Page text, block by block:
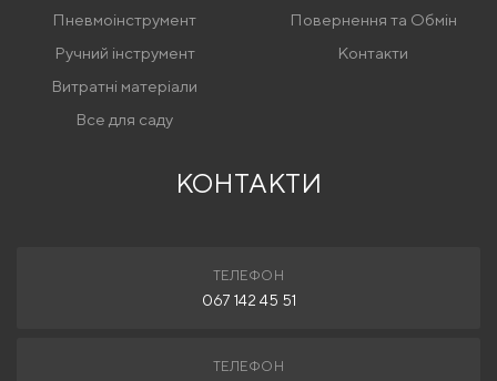
Пневмоінструмент
Ручний інструмент
Витратні матеріали
Все для саду
Повернення та Обмін
Контакти
КОНТАКТИ
ТЕЛЕФОН
067 142 45 51
ТЕЛЕФОН